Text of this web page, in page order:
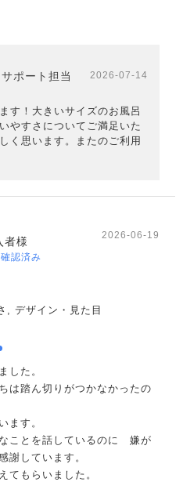
ポート担当 2026-07-14
す！大きいサイズのお風呂
やすさについてご満足いた
く思います。またのご利用
者様
認済み
2026-06-19
, デザイン・見た目
した。
踏ん切りがつかなかったの
ます。
ことを話しているのに 嫌が
しています。
てもらいました。